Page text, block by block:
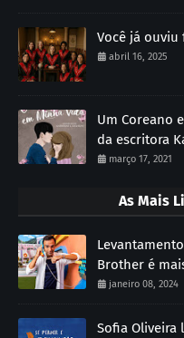
Você já ouviu
abril 16, 2025
Um Coreano
da escritora
março 17, 2021
As Mais
Brother é
janeiro 08, 2024
Sofia Oliveira